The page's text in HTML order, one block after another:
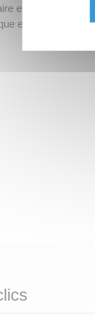
est gérée par
et technique